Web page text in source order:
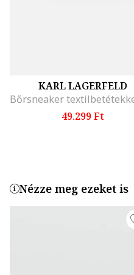
KARL LAGERFELD
49.299 Ft
Nézze meg ezeket is